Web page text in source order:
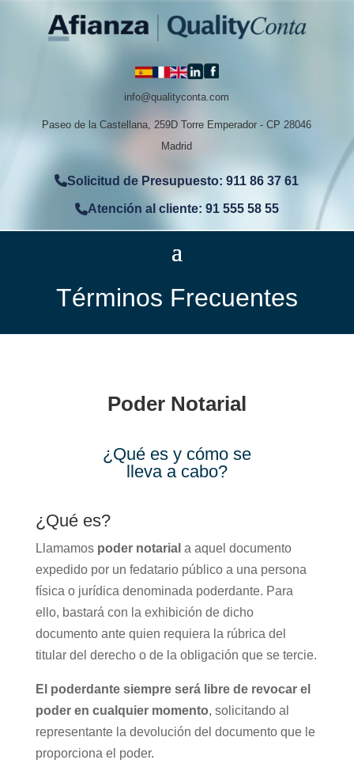
info@qualityconta.com
Paseo de la Castellana, 259D Torre Emperador - CP 28046
Madrid
Solicitud de Presupuesto: 911 86 37 61
Atención al cliente: 91 555 58 55
Términos Frecuentes
Poder Notarial
¿Qué es y cómo se
lleva a cabo?
¿Qué es?
Llamamos poder notarial a aquel documento
expedido por un fedatario público a una persona
física o jurídica denominada poderdante. Para
ello, bastará con la exhibición de dicho
documento ante quien requiera la rúbrica del
titular del derecho o de la obligación que se tercie.
El poderdante siempre será libre de revocar el
poder en cualquier momento, solicitando al
representante la devolución del documento que le
proporciona el poder.